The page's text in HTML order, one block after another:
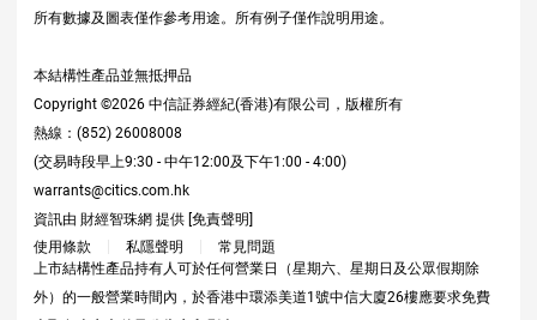
所有數據及圖表僅作參考用途。所有例子僅作說明用途。
本結構性產品並無抵押品
Copyright ©2026 中信証券經紀(香港)有限公司，版權所有
熱線：(852) 26008008
(交易時段早上9:30 - 中午12:00及下午1:00 - 4:00)
warrants@citics.com.hk
資訊由 財經智珠網 提供 [免責聲明]
使用條款
私隱聲明
常見問題
上市結構性產品持有人可於任何營業日（星期六、星期日及公眾假期除
外）的一般營業時間內，於香港中環添美道1號中信大廈26樓應要求免費